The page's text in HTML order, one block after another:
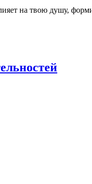
на твою душу,